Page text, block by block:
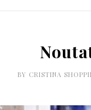
BY CRISTINA